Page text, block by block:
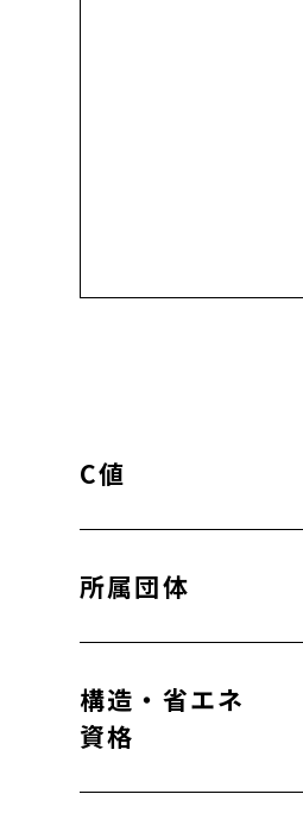
C値
所属団体
構造・省エネ
資格